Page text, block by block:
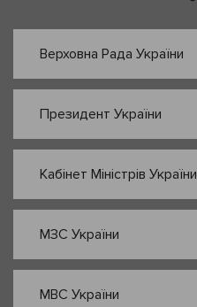
Верховна Рада України
Президент України
Кабінет Міністрів України
МЗС України
МВС України